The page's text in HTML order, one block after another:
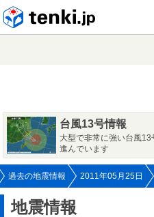
台風13号情報
大型で非常に強い台風
進んでいます
過去の地震情報 2011年05月25日
地震情報